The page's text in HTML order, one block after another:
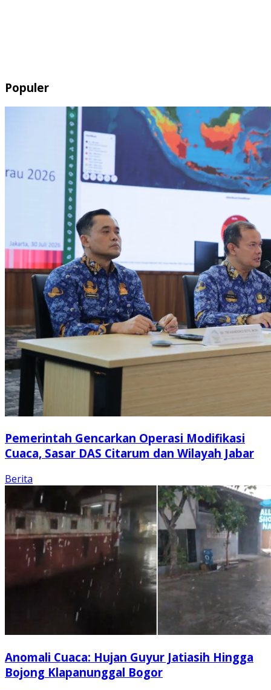
Populer
Pemerintah Gencarkan Operasi Modifikasi
Cuaca, Sasar DAS Citarum dan Wilayah Jabar
Berita
Anomali Cuaca: Hujan Guyur Jatiasih Hingga
Bojong Klapanunggal Bogor